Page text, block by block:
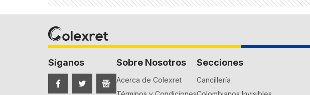
Síganos Sobre Nosotros
Acerca de Colexret
Secciones
Cancillería